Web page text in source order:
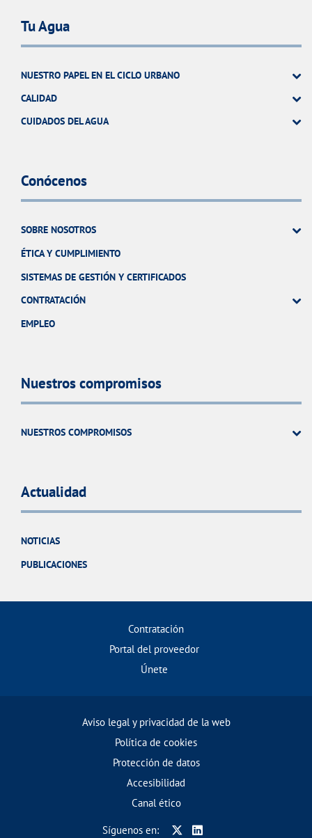
Tu Agua
NUESTRO PAPEL EN EL CICLO URBANO
CALIDAD
CUIDADOS DEL AGUA
Conócenos
SOBRE NOSOTROS
ÉTICA Y CUMPLIMIENTO
SISTEMAS DE GESTIÓN Y CERTIFICADOS
CONTRATACIÓN
EMPLEO
Nuestros compromisos
NUESTROS COMPROMISOS
Actualidad
NOTICIAS
PUBLICACIONES
Contratación
Portal del proveedor
Únete
Aviso legal y privacidad de la web
Política de cookies
Protección de datos
Accesibilidad
Canal ético
Síguenos en: